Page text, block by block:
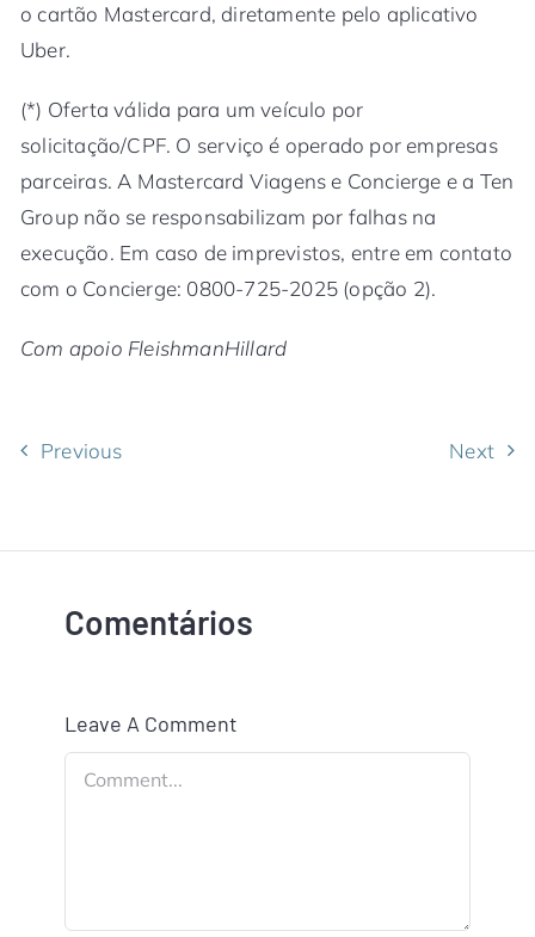
o cartão Mastercard, diretamente pelo aplicativo
Uber.
(*) Oferta válida para um veículo por
solicitação/CPF. O serviço é operado por empresas
parceiras. A Mastercard Viagens e Concierge e a Ten
Group não se responsabilizam por falhas na
execução. Em caso de imprevistos, entre em contato
com o Concierge: 0800-725-2025 (opção 2).
Com apoio FleishmanHillard
Previous Next
Comentários
Leave A Comment
Comment